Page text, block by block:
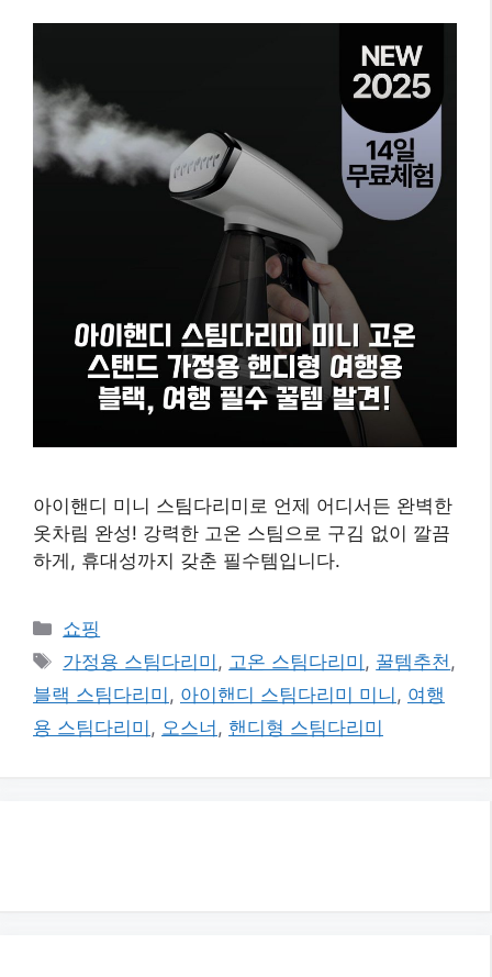
아이핸디 미니 스팀다리미로 언제 어디서든 완벽한
옷차림 완성! 강력한 고온 스팀으로 구김 없이 깔끔
하게, 휴대성까지 갖춘 필수템입니다.
카
테
고
리
쇼핑
태
그
가정용 스팀다리미 , 고온 스팀다리미 , 꿀템추천 ,
블랙 스팀다리미 , 아이핸디 스팀다리미 미니 , 여행
용 스팀다리미 , 오스너 , 핸디형 스팀다리미